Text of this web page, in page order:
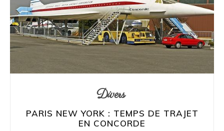
Divers
PARIS NEW YORK : TEMPS DE TRAJET
EN CONCORDE